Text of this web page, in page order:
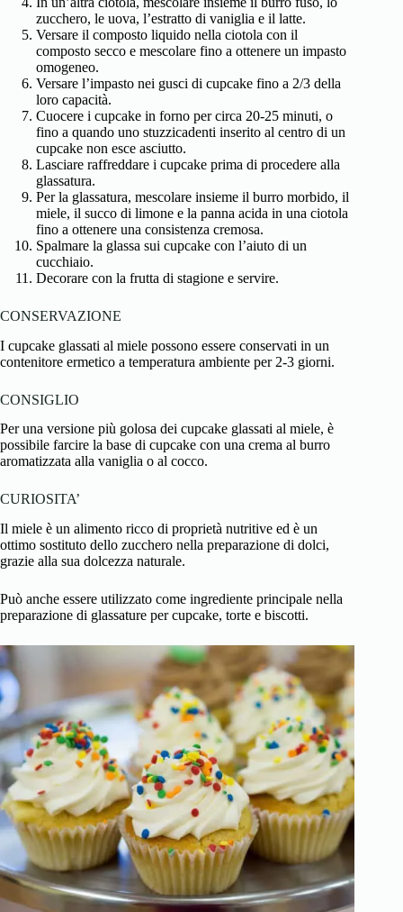
zucchero, le uova, l’estratto di vaniglia e il latte.
Versare il composto liquido nella ciotola con il
composto secco e mescolare fino a ottenere un impasto
omogeneo.
Versare l’impasto nei gusci di cupcake fino a 2/3 della
loro capacità.
Cuocere i cupcake in forno per circa 20-25 minuti, o
fino a quando uno stuzzicadenti inserito al centro di un
cupcake non esce asciutto.
Lasciare raffreddare i cupcake prima di procedere alla
glassatura.
Per la glassatura, mescolare insieme il burro morbido, il
miele, il succo di limone e la panna acida in una ciotola
fino a ottenere una consistenza cremosa.
Spalmare la glassa sui cupcake con l’aiuto di un
cucchiaio.
Decorare con la frutta di stagione e servire.
CONSERVAZIONE
I cupcake glassati al miele possono essere conservati in un
contenitore ermetico a temperatura ambiente per 2-3 giorni.
CONSIGLIO
Per una versione più golosa dei cupcake glassati al miele, è
possibile farcire la base di cupcake con una crema al burro
aromatizzata alla vaniglia o al cocco.
CURIOSITA’
Il miele è un alimento ricco di proprietà nutritive ed è un
ottimo sostituto dello zucchero nella preparazione di dolci,
grazie alla sua dolcezza naturale.
Può anche essere utilizzato come ingrediente principale nella
preparazione di glassature per cupcake, torte e biscotti.